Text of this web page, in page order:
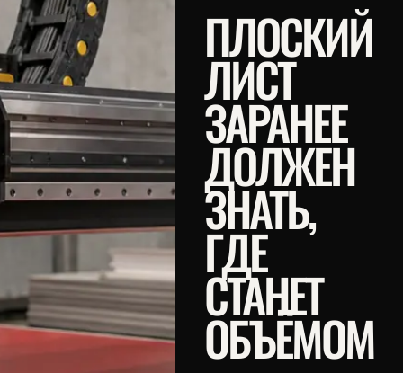
ПЛОСКИЙ
ЛИСТ
ЗАРАНЕЕ
ДОЛЖЕН
ЗНАТЬ,
ГДЕ
СТАНЕТ
ОБЪЁМОМ